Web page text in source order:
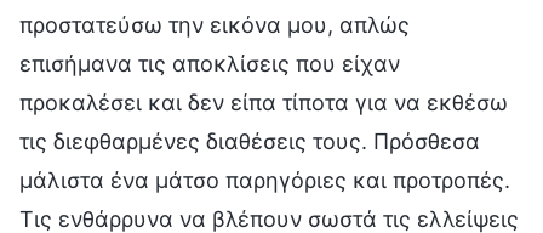
προστατεύσω την εικόνα μου, απλώς
επισήμανα τις αποκλίσεις που είχαν
προκαλέσει και δεν είπα τίποτα για να εκθέσω
τις διεφθαρμένες διαθέσεις τους. Πρόσθεσα
μάλιστα ένα μάτσο παρηγόριες και προτροπές.
Τις ενθάρρυνα να βλέπουν σωστά τις ελλείψεις